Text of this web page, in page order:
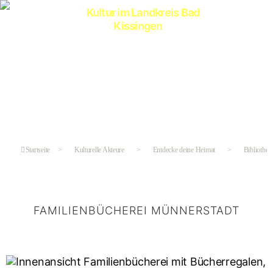
Startseite > Kulturelle Akteure > Entdecke deine Heimat >
Kategorien
FAMILIENBÜCHEREI MÜNNERSTADT